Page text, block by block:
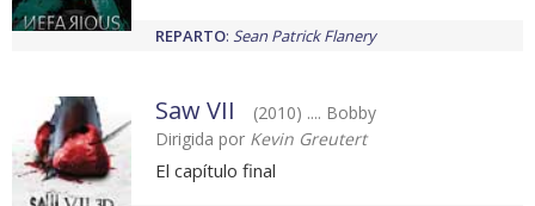
REPARTO: Sean Patrick Flanery
Saw VII
(2010) .... Bobby
Dirigida por Kevin Greutert
El capítulo final